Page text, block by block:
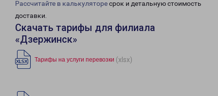
Рассчитайте в калькуляторесрок и детальную стоимость
доставки.
Скачать тарифы для филиала
«Дзержинск»
Тарифы на услуги перевозки (xlsx)